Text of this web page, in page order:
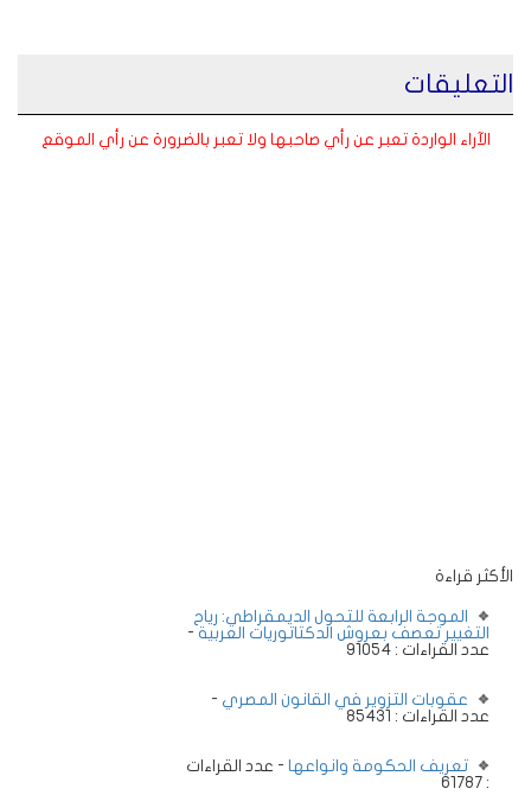
التعليقات
الآراء الواردة تعبر عن رأي صاحبها ولا تعبر بالضرورة عن رأي الموقع
الأكثر قراءة
الموجة الرابعة للتحول الديمقراطي: رياح
التغيير تعصف بعروش الدكتاتوريات العربية -
عدد القراءات : 91054
عقوبات التزوير في القانون المصري -
عدد القراءات : 85431
تعريف الحكومة وانواعها - عدد القراءات
: 61787